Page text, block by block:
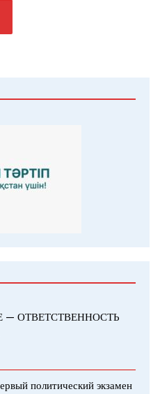
— ОТВЕТСТВЕННОСТЬ
политический экзамен